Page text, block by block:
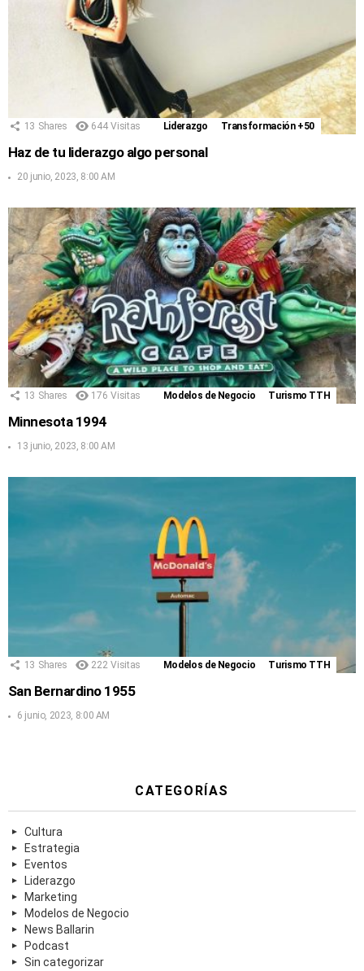
13 Shares 644 Visitas Liderazgo Transformación +50
Haz de tu liderazgo algo personal
20 junio, 2023, 8:00 AM
13 Shares 176 Visitas Modelos de Negocio Turismo TTH
Minnesota 1994
13 junio, 2023, 8:00 AM
13 Shares 222 Visitas Modelos de Negocio Turismo TTH
San Bernardino 1955
6 junio, 2023, 8:00 AM
CATEGORÍAS
Cultura
Estrategia
Eventos
Liderazgo
Marketing
Modelos de Negocio
News Ballarin
Podcast
Sin categorizar